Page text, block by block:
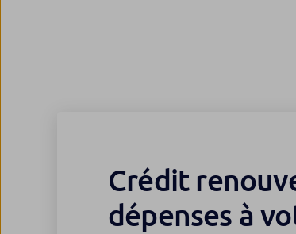
Crédit
dépenses à